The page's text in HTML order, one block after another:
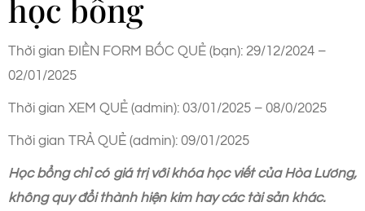
học bổng
Thời gian ĐIỀN FORM BỐC QUẺ (bạn): 29/12/2024 –
02/01/2025
Thời gian XEM QUẺ (admin): 03/01/2025 – 08/0/2025
Thời gian TRẢ QUẺ (admin): 09/01/2025
Học bổng chỉ có giá trị với khóa học viết của Hòa Lương,
không quy đổi thành hiện kim hay các tài sản khác.